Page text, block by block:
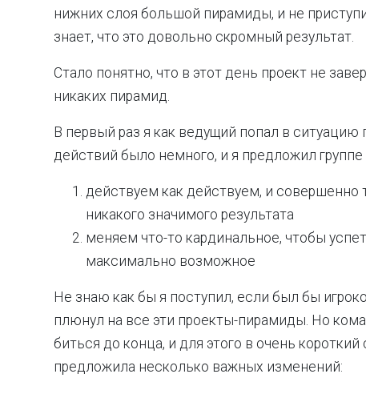
нижних слоя большой пирамиды, и не
знает, что это довольно скромный результат.
Стало понятно, что в этот день проект не
никаких пирамид.
В первый раз я как ведущий попал в ситуацию
действий было немного, и я предложил
действуем как действуем, и совершенно
никакого значимого результата
меняем что-то кардинальное, чтобы
максимально возможное
Не знаю как бы я поступил, если был бы
плюнул на все эти проекты-пирамиды. Но
биться до конца, и для этого в очень
предложила несколько важных изменений: